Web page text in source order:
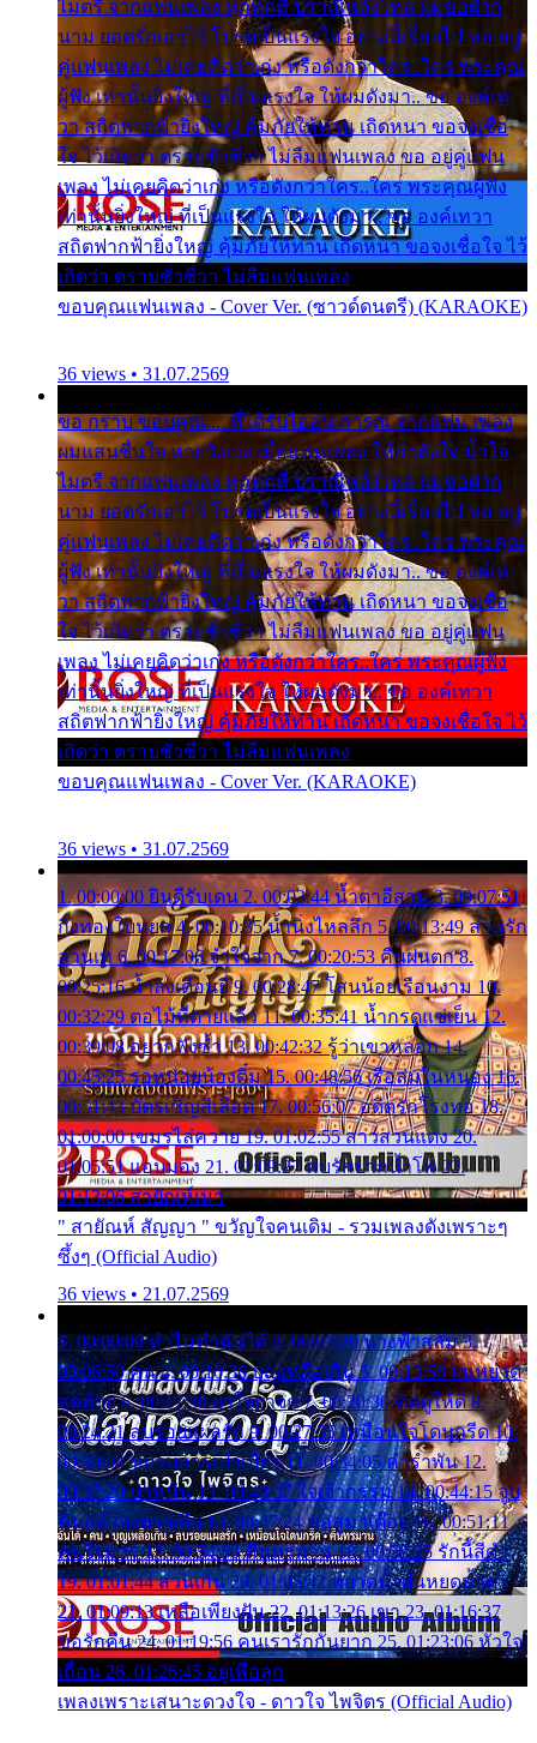
ไมตรี จากแฟนเพลง ทุกทุกที่ ปราณีหลั่งไหล ผมขอฝาก
นาม ยอดรักเอาไว้ โปรดเป็นแรงใจ อย่างนี้เรื่อยไป ขอ อยู่
คู่แฟนเพลง ไม่เคยคิดว่าเก่ง หรือดังกว่าใคร..ใคร พระคุณ
ผู้ฟัง เท่านั้นยิ่งใหญ่ ที่เป็นแรงใจ ให้ผมดังมา.. ขอ องค์เท
วา สถิตฟากฟ้ายิ่งใหญ่ คุ้มภัยให้ท่าน เถิดหนา ขอจงเชื่อ
ใจ ไว้เถิดว่า ตราบชั่วชีวา ไม่ลืมแฟนเพลง ขอ อยู่คู่แฟน
เพลง ไม่เคยคิดว่าเก่ง หรือดังกว่าใคร..ใคร พระคุณผู้ฟัง
เท่านั้นยิ่งใหญ่ ที่เป็นแรงใจ ให้ผมดังมา.. ขอ องค์เทวา
สถิตฟากฟ้ายิ่งใหญ่ คุ้มภัยให้ท่าน เถิดหนา ขอจงเชื่อใจ ไว้
เถิดว่า ตราบชั่วชีวา ไม่ลืมแฟนเพลง
ขอบคุณแฟนเพลง - Cover Ver. (ซาวด์ดนตรี) (KARAOKE)
36 views • 31.07.2569
ขอ กราบ ขอบคุณ.... ที่ได้รับไออุ่น การุณ จากแฟน เพลง
ผมแสนชื่นใจ หายวังเวง เมื่อแฟนเพลง ให้กำลังใจ น้ำใจ
ไมตรี จากแฟนเพลง ทุกทุกที่ ปราณีหลั่งไหล ผมขอฝาก
นาม ยอดรักเอาไว้ โปรดเป็นแรงใจ อย่างนี้เรื่อยไป ขอ อยู่
คู่แฟนเพลง ไม่เคยคิดว่าเก่ง หรือดังกว่าใคร..ใคร พระคุณ
ผู้ฟัง เท่านั้นยิ่งใหญ่ ที่เป็นแรงใจ ให้ผมดังมา.. ขอ องค์เท
วา สถิตฟากฟ้ายิ่งใหญ่ คุ้มภัยให้ท่าน เถิดหนา ขอจงเชื่อ
ใจ ไว้เถิดว่า ตราบชั่วชีวา ไม่ลืมแฟนเพลง ขอ อยู่คู่แฟน
เพลง ไม่เคยคิดว่าเก่ง หรือดังกว่าใคร..ใคร พระคุณผู้ฟัง
เท่านั้นยิ่งใหญ่ ที่เป็นแรงใจ ให้ผมดังมา.. ขอ องค์เทวา
สถิตฟากฟ้ายิ่งใหญ่ คุ้มภัยให้ท่าน เถิดหนา ขอจงเชื่อใจ ไว้
เถิดว่า ตราบชั่วชีวา ไม่ลืมแฟนเพลง
ขอบคุณแฟนเพลง - Cover Ver. (KARAOKE)
36 views • 31.07.2569
1. 00:00:00 ยินดีรับเดน 2. 00:03:44 น้ำตาอีสาน 3. 00:07:51
กิ่งทองใบหยก 4. 00:10:35 น้ำนิ่งไหลลึก 5. 00:13:49 ลานรัก
ลานเท 6. 00:17:06 จำใจจาก 7. 00:20:53 คืนฝนตก 8.
00:25:16 น้ำลงเดือนยี่ 9. 00:28:47 โสนน้อยเรือนงาม 10.
00:32:29 ตอไม้ที่ตายแล้ว 11. 00:35:41 น้ำกรดแช่เย็น 12.
00:39:08 อยากฟังซ้ำ 13. 00:42:32 รู้ว่าเขาหลอก 14.
00:45:25 รอหน่อยน้องติ๋ม 15. 00:48:56 เรือล่มในหนอง 16.
00:51:43 บัตรเชิญสีเลือด 17. 00:56:07 อดีตรักโรงทอ 18.
01:00:00 เขมรไล่ควาย 19. 01:02:55 สาวสวนแตง 20.
01:05:51 แอบมอง 21. 01:09:27 พบรักปากน้ำโพ 22.
01:13:06 สายัณห์เมา
" สายัณห์ สัญญา " ขวัญใจคนเดิม - รวมเพลงดังเพราะๆ
ซึ้งๆ (Official Audio)
36 views • 21.07.2569
1. 00:00:00 ทำไมทำฉันได้ 2. 00:03:20 นางฟ้าสลัม 3.
00:06:50 คน 4. 00:10:36 บุญเหลือเกิน 5. 00:13:58 ฝนหยาด
สุดท้าย 6. 00:17:30 ยาใจยาจก 7. 00:20:30 คิดดูให้ดี 8.
00:24:21 ลบรอยแผลรัก 9. 00:27:35 เหมือนใจโดนกรีด 10.
00:30:54 ขบวนการเปาเปียว 11. 00:34:05 คำรำพัน 12.
00:37:20 ปาหนัน 13. 00:40:37 ใจเจ้ากรรม 14. 00:44:15 จูบ
ฉันแล้วจงตายเสีย 15. 00:47:24 ขอสูมาเต๊อะ 16. 00:51:11
คนใจมาร 17. 00:54:50 คืนทรมาน 18. 00:58:25 รักนี้สีดำ
19. 01:01:44 ส่วนเกิน 20. 01:05:42 หยาดน้ำฝนหยดน้ำตา
21. 01:09:13 เหลือเพียงฝัน 22. 01:13:26 เขา 23. 01:16:37
ขอรักคืน 24. 01:19:56 คนเรารักกันยาก 25. 01:23:06 หัวใจ
เถื่อน 26. 01:26:45 อยู่เพื่อลูก
เพลงเพราะเสนาะดวงใจ - ดาวใจ ไพจิตร (Official Audio)